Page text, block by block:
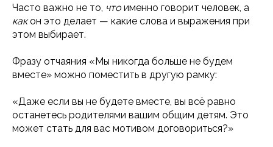
Часто важно не то, что именно говорит человек, а
какон это делает — какие слова и выражения при
этом выбирает.
Фразу отчаяния «Мы никогда больше не будем
вместе» можно поместить в другую рамку:
«Даже если вы не будете вместе, вы всё равно
останетесь родителями вашим общим детям. Это
может стать для вас мотивом договориться?»